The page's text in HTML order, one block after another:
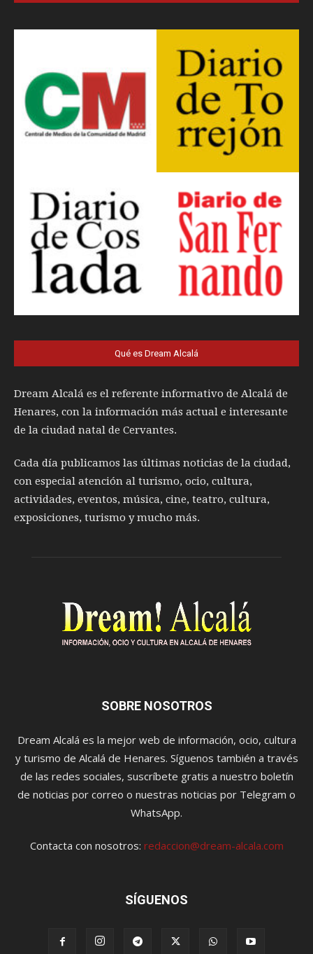
Qué es Dream Alcalá
Dream Alcalá es el referente informativo de Alcalá de
Henares, con la información más actual e interesante
de la ciudad natal de Cervantes.
Cada día publicamos las últimas noticias de la ciudad,
con especial atención al turismo, ocio, cultura,
actividades, eventos, música, cine, teatro, cultura,
exposiciones, turismo y mucho más.
SOBRE NOSOTROS
Dream Alcalá es la mejor web de información, ocio, cultura
y turismo de Alcalá de Henares. Síguenos también a través
de las redes sociales, suscríbete gratis a nuestro boletín
de noticias por correo o nuestras noticias por Telegram o
WhatsApp.
Contacta con nosotros: redaccion@dream-alcala.com
SÍGUENOS